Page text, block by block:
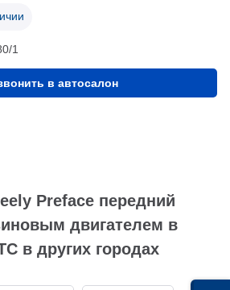
1
в автосалон
Preface передний
двигателем в
в других городах